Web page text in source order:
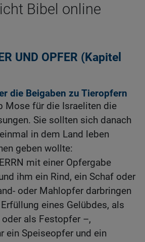
Bibel online
UND OPFER (Kapitel
die Beigaben zu Tieropfern
Mose für die Israeliten die
Sie sollten sich danach
in dem Land leben
geben wollte:
mit einer Opfergabe
ihm ein Rind, ein Schaf oder
oder Mahlopfer darbringen
eines Gelübdes, als
als Festopfer –,
ein Speiseopfer und ein